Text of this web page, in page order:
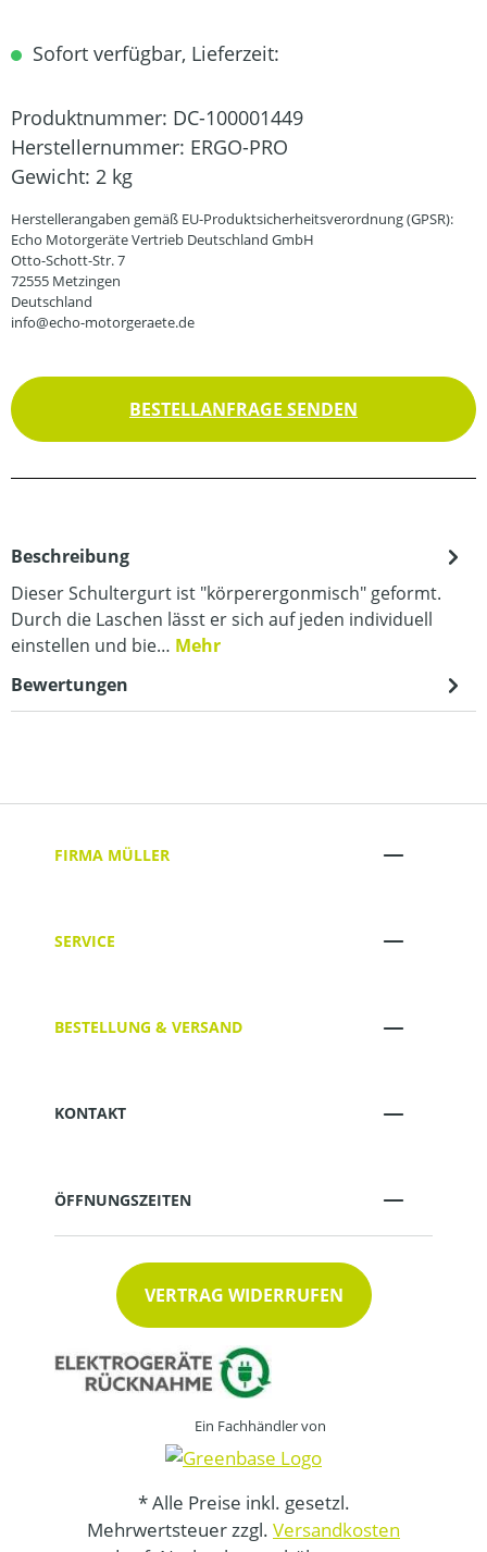
Sofort verfügbar, Lieferzeit:
Produktnummer: DC-100001449
Herstellernummer: ERGO-PRO
Gewicht: 2 kg
Herstellerangaben gemäß EU-Produktsicherheitsverordnung (GPSR):
Echo Motorgeräte Vertrieb Deutschland GmbH
Otto-Schott-Str. 7
72555 Metzingen
Deutschland
info@echo-motorgeraete.de
BESTELLANFRAGE SENDEN
Beschreibung
Dieser Schultergurt ist "körperergonmisch" geformt.
Durch die Laschen lässt er sich auf jeden individuell
einstellen und bie… Mehr
Bewertungen
FIRMA MÜLLER
SERVICE
BESTELLUNG & VERSAND
KONTAKT
ÖFFNUNGSZEITEN
VERTRAG WIDERRUFEN
Ein Fachhändler von
* Alle Preise inkl. gesetzl.
Mehrwertsteuer zzgl. Versandkosten